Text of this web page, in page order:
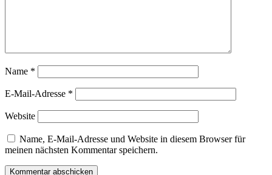
Name *
E-Mail-Adresse *
Website
Name, E-Mail-Adresse und Website in diesem Browser für
meinen nächsten Kommentar speichern.